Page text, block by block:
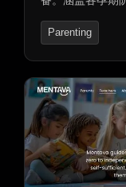
不同价格级别提
Parenting